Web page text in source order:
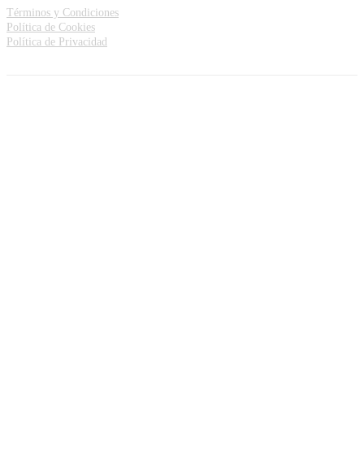
Términos y Condiciones
Política de Cookies
Política de Privacidad